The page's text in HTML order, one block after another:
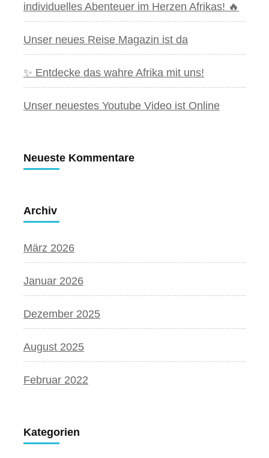
individuelles Abenteuer im Herzen Afrikas! 🔥
Unser neues Reise Magazin ist da
✨ Entdecke das wahre Afrika mit uns!
Unser neuestes Youtube Video ist Online
Neueste Kommentare
Archiv
März 2026
Januar 2026
Dezember 2025
August 2025
Februar 2022
Kategorien